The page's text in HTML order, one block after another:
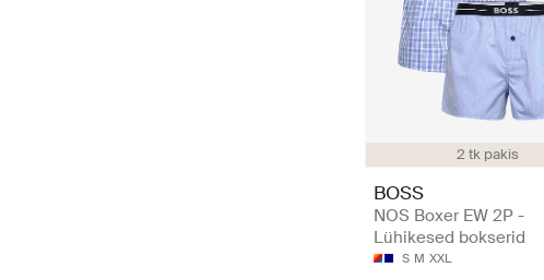
2 tk pakis
BOSS
NOS Boxer EW 2P -
Lühikesed bokserid
S M XXL